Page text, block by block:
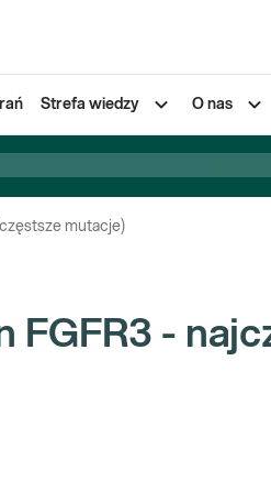
Strefa wiedzy O nas
mutacje)
FGFR3 -